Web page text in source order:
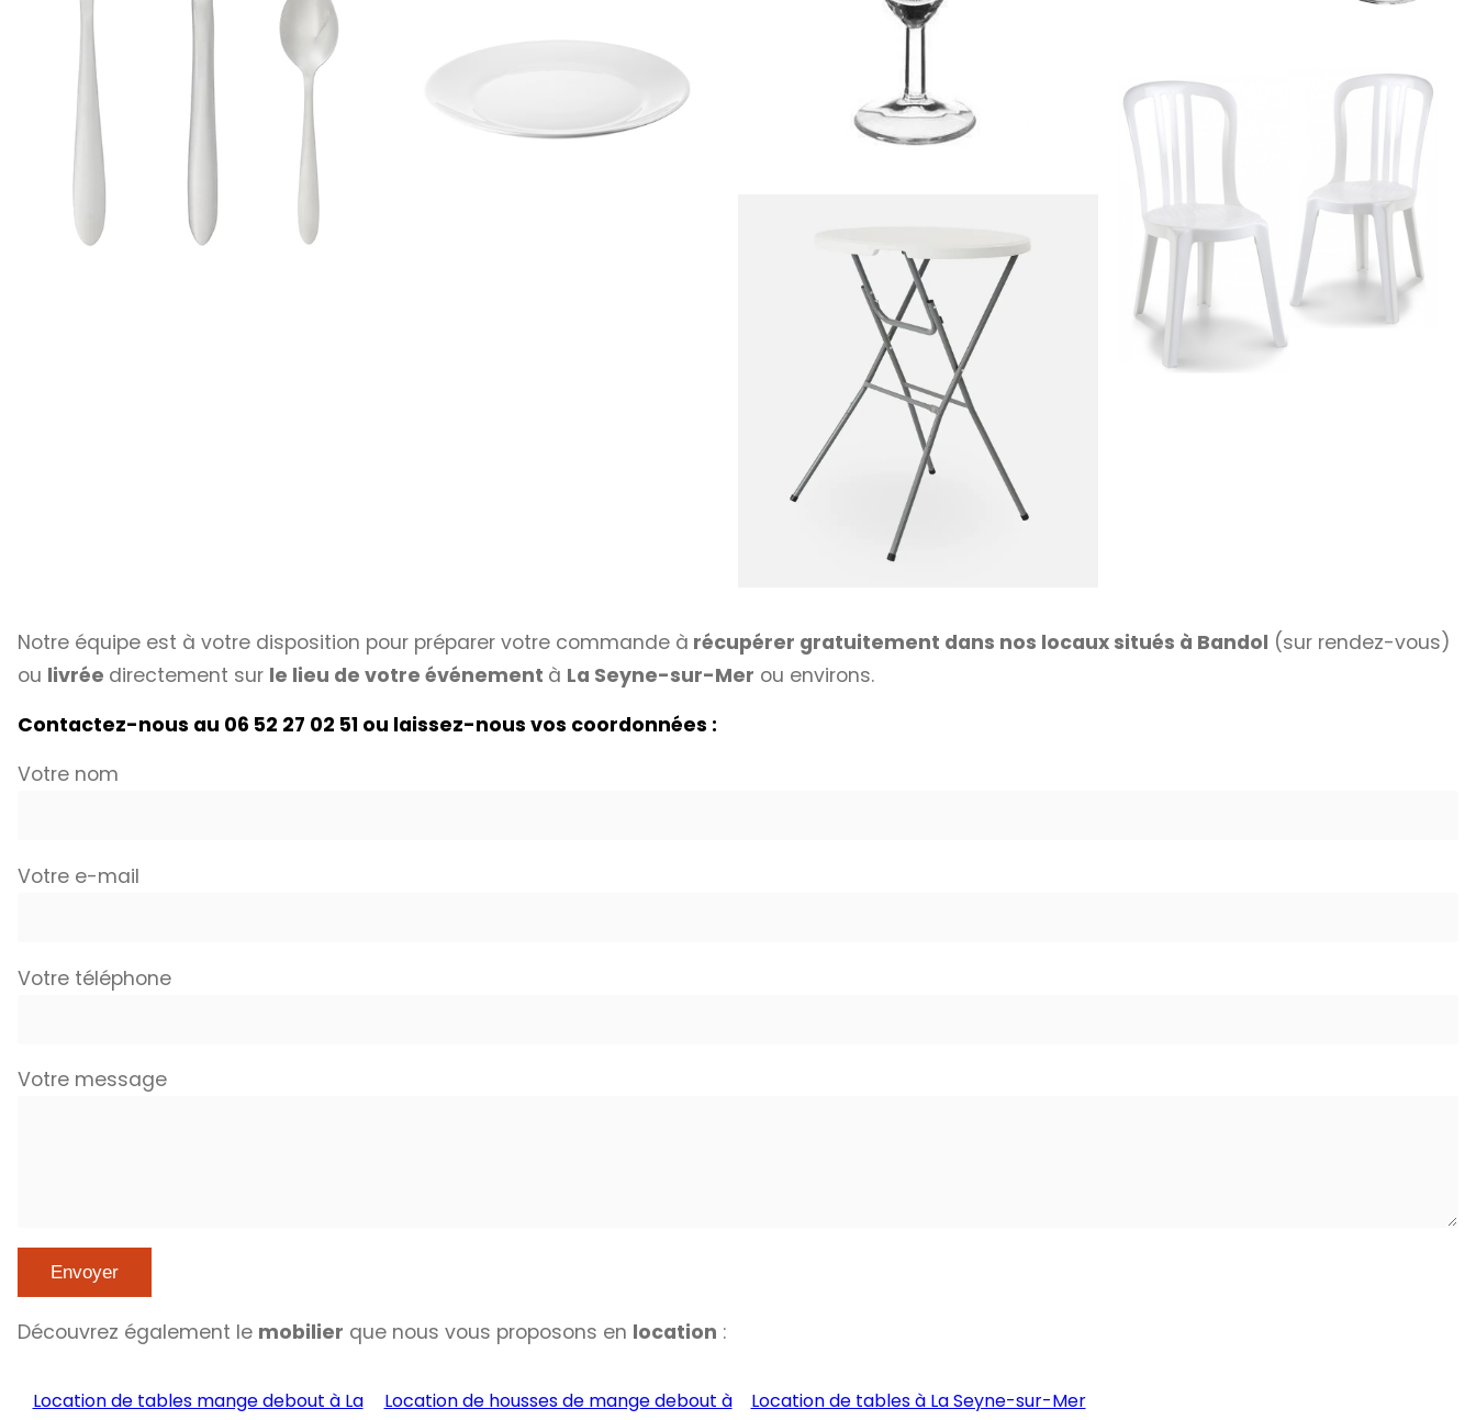
Notre équipe est à votre disposition pour préparer votre commande à récupérer gratuitement dans nos locaux situés à Bandol (sur rendez-vous)
ou livrée directement sur le lieu de votre événement à La Seyne-sur-Mer ou environs.
Contactez-nous au 06 52 27 02 51 ou laissez-nous vos coordonnées :
Votre nom
Votre e-mail
Votre téléphone
Votre message
Découvrez également le mobilier que nous vous proposons en location :
Location de tables mange debout à La
Location de housses de mange debout à
Location de tables à La Seyne-sur-Mer